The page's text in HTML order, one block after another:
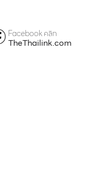
Facebook คลิก
TheThailink.com